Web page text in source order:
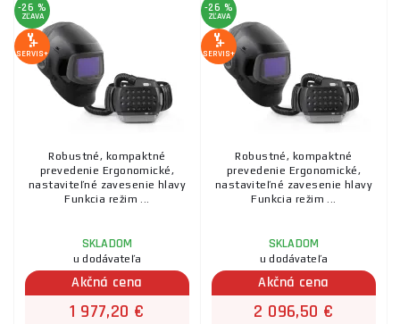
-26 %
ZĽAVA
SERVIS+
Robustné, kompaktné
prevedenie Ergonomické,
nastaviteľné zavesenie hlavy
Funkcia režim ...
SKLADOM
u dodávateľa
Akčná cena
1 977,20 €
-26 %
ZĽAVA
SERVIS+
Robustné, kompaktné
prevedenie Ergonomické,
nastaviteľné zavesenie hlavy
Funkcia režim ...
SKLADOM
u dodávateľa
Akčná cena
2 096,50 €